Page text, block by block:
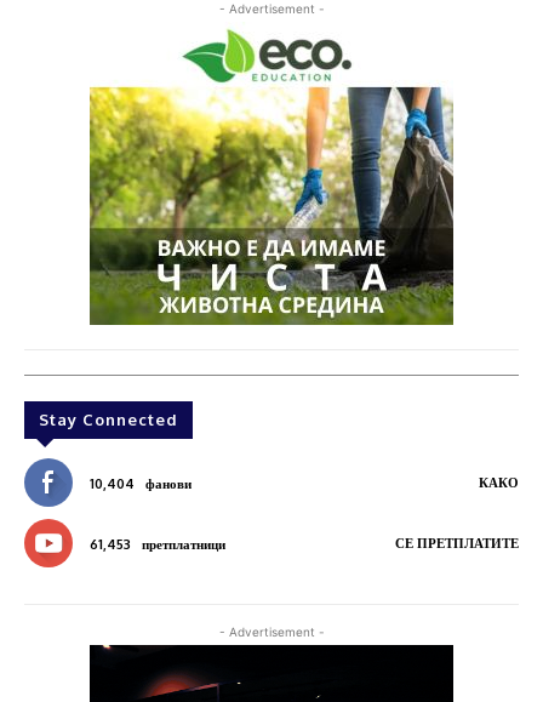
- Advertisement -
Stay Connected
10,404 фанови КАКО
61,453 претплатници СЕ ПРЕТПЛАТИТЕ
- Advertisement -